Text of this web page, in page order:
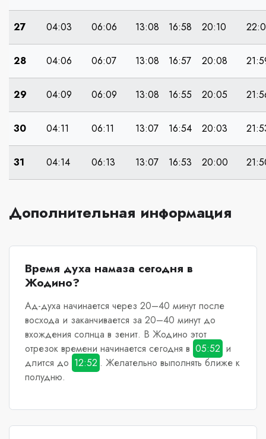
27 04:03 06:06 13:08 16:58 20:10
28 04:06 06:07 13:08 16:57 20:08
29 04:09 06:09 13:08 16:55 20:05
30 04:11 06:11 13:07 16:54 20:03
31 04:14 06:13 13:07 16:53 20:00
Дополнительная информация
Время духа намаза сегодня в
Жодино?
Ад-духа начинается через 20–40 минут после
восхода и заканчивается за 20–40 минут до
вхождения солнца в зенит. В Жодино этот
отрезок времени начинается сегодня в 05:52 и
длится до 12:52 . Желательно выполнять ближе к
полудню.